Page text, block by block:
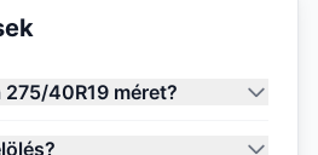
40R19 méret?